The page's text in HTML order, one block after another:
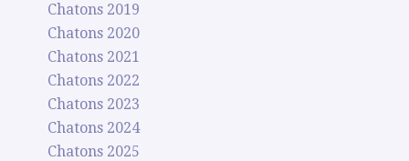
Chatons 2019
Chatons 2020
Chatons 2021
Chatons 2022
Chatons 2023
Chatons 2024
Chatons 2025